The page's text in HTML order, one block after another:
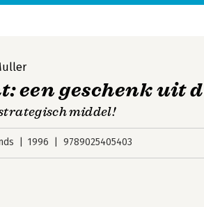
een geschenk uit
middel!
1996 9789025405403
Personen